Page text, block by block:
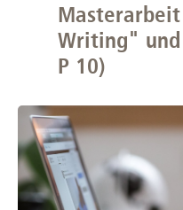
Writing" und
P 10)